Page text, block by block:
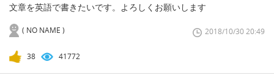
文章を英語で書きたいです。よろしくお願いします
( NO NAME ) 2018/10/30 20:49
38 41772